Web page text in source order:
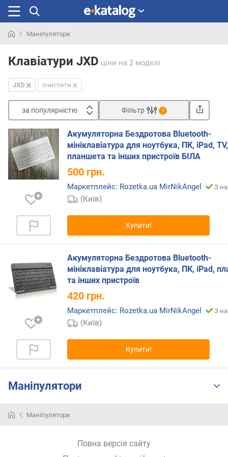
раніше
Маніпулятори
Клавіатури JXD ціни на 2 моделі
JXD очистити
за популярністю
з
а
п
о
у
л
я
н
т
ю
в
д
ш
и
о
Фільтр 1
Акумуляторна Бездротова Bluetooth-
мініклавіатура для ноутбука, ПК, iPad, TV,
планшета та інших пристроїв БІЛА
500 грн.
Маркетплейс: Rozetka.ua MirNikAngel З
(Київ)
Купити!
Акумуляторна Бездротова Bluetooth-
мініклавіатура для ноутбука, ПК, iPad,
та інших пристроїв
420 грн.
Маркетплейс: Rozetka.ua MirNikAngel З
(Київ)
Купити!
Маніпулятори
Маніпулятори
Повна версія сайту